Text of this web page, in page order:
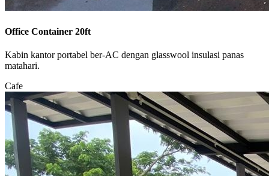
Office Container 20ft
Kabin kantor portabel ber-AC dengan glasswool insulasi panas
matahari.
Cafe